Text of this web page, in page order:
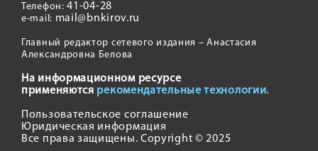
Телефон:41-04-28
e-mail: mail@bnkirov.ru
Главный редактор сетевого издания – Анастасия
Александровна Белова
На информационном ресурсе
применяются рекомендательные технологии.
Пользовательское соглашение
Юридическая информация
Все права защищены. Copyright © 2025